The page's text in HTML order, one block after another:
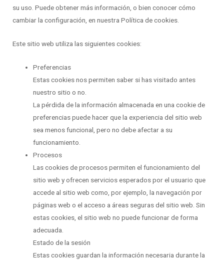
su uso. Puede obtener más información, o bien conocer cómo
cambiar la configuración, en nuestra Política de cookies.
Este sitio web utiliza las siguientes cookies:
Preferencias
Estas cookies nos permiten saber si has visitado antes
nuestro sitio o no.
La pérdida de la información almacenada en una cookie de
preferencias puede hacer que la experiencia del sitio web
sea menos funcional, pero no debe afectar a su
funcionamiento.
Procesos
Las cookies de procesos permiten el funcionamiento del
sitio web y ofrecen servicios esperados por el usuario que
accede al sitio web como, por ejemplo, la navegación por
páginas web o el acceso a áreas seguras del sitio web. Sin
estas cookies, el sitio web no puede funcionar de forma
adecuada.
Estado de la sesión
Estas cookies guardan la información necesaria durante la